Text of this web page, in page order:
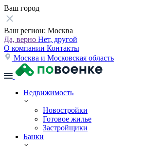
Ваш город
Ваш регион: Москва
Да, верно Нет, другой
О компании Контакты
Москва и Московская область
Недвижимость
Новостройки
Готовое жилье
Застройщики
Банки